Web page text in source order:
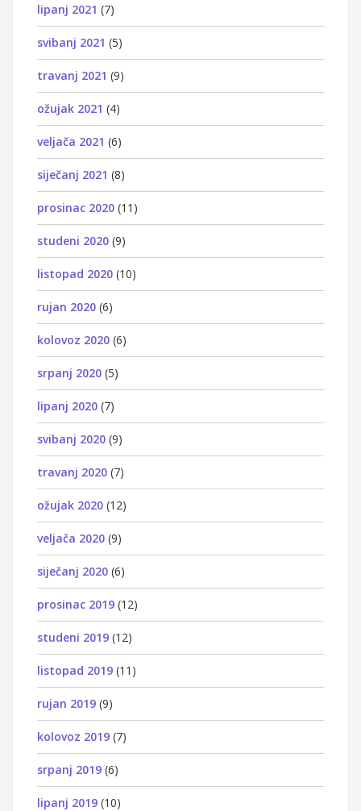
lipanj 2021 (7)
svibanj 2021 (5)
travanj 2021 (9)
ožujak 2021 (4)
veljača 2021 (6)
siječanj 2021 (8)
prosinac 2020 (11)
studeni 2020 (9)
listopad 2020 (10)
rujan 2020 (6)
kolovoz 2020 (6)
srpanj 2020 (5)
lipanj 2020 (7)
svibanj 2020 (9)
travanj 2020 (7)
ožujak 2020 (12)
veljača 2020 (9)
siječanj 2020 (6)
prosinac 2019 (12)
studeni 2019 (12)
listopad 2019 (11)
rujan 2019 (9)
kolovoz 2019 (7)
srpanj 2019 (6)
lipanj 2019 (10)